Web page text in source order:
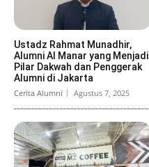
Ustadz Rahmat Munadhir,
Alumni Al Manar yang Menjadi
Pilar Dakwah dan Penggerak
Alumni di Jakarta
Cerita Alumni Agustus 7, 2025